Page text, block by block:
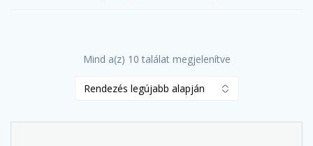
Mind a(z) 10 találat megjelenítveSorted